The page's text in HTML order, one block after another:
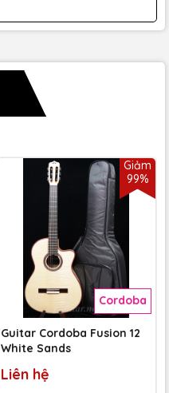
Giảm
99%
Cordoba
Guitar Cordoba Fusion 12
White Sands
Liên hệ